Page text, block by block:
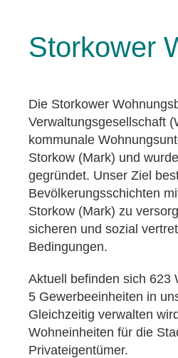
Storkower
Die Storkower
Verwaltungsgesellschaft
kommunale
Storkow (Mark) und
gegründet. Unser Ziel
Bevölkerungsschichten
Storkow (Mark) zu
sicheren und sozial
Bedingungen.
Aktuell befinden sich 623
5 Gewerbeeinheiten in
Gleichzeitig verwalten
Wohneinheiten für die
Privateigentümer.